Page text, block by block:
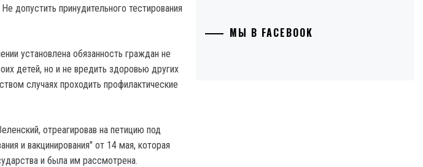
допустить принудительного тестирования
установлена обязанность граждан не
детей, но и не вредить здоровью других
случаях проходить профилактические
отреагировав на петицию под
и вакцинирования" от 14 мая, которая
и была им рассмотрена.
МЫ В FACEBOOK